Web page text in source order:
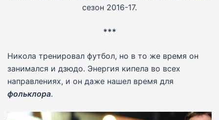
сезон 2016-17.
***
Никола тренировал футбол, но в то же время он
занимался и дзюдо. Энергия кипела во всех
направлениях, и он даже нашел время для
фольклора.